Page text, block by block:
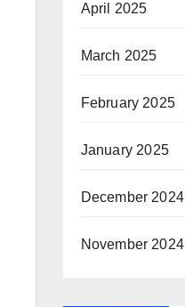
April 2025
March 2025
February 2025
January 2025
December 2024
November 2024